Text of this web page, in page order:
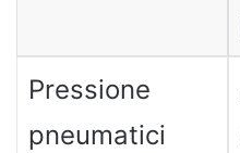
Pressione
pneumatici